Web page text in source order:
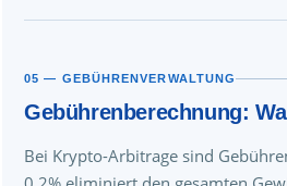
05 — GEBÜHRENVERWALTUNG
Gebührenberechnung:
Bei Krypto-Arbitrage sind